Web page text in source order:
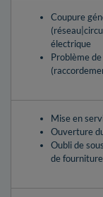
Coupure
électrique
Problème
Mise en
Ouverture
Oubli de
de